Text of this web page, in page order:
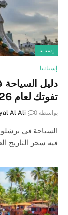
إسبانيا
إسبانيا
دليل السياحة
تفوتك لعام 2026
بواسطة Al Ali 0
السياحة في
فيه سحر التاريخ